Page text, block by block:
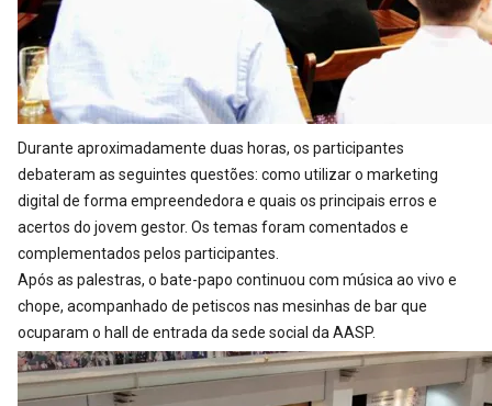
Durante aproximadamente duas horas, os participantes
debateram as seguintes questões: como utilizar o marketing
digital de forma empreendedora e quais os principais erros e
acertos do jovem gestor. Os temas foram comentados e
complementados pelos participantes.
Após as palestras, o bate-papo continuou com música ao vivo e
chope, acompanhado de petiscos nas mesinhas de bar que
ocuparam o hall de entrada da sede social da AASP.